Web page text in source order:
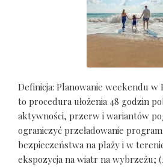
Definicja: Planowanie weekendu w
to procedura ułożenia 48 godzin
aktywności, przerw i wariantów
ograniczyć przeładowanie
bezpieczeństwa na plaży i w
ekspozycja na wiatr na wybrzeżu;